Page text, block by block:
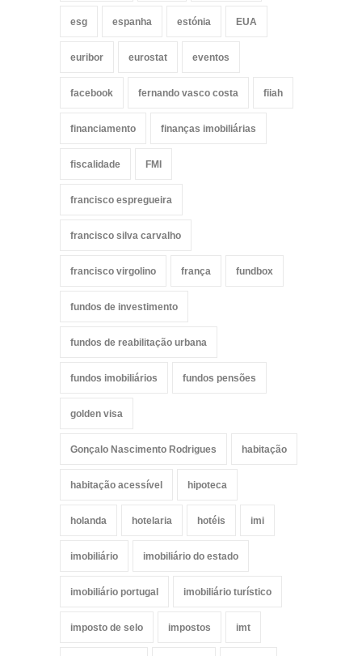
esg espanha estónia EUA
euribor eurostat eventos
facebook fernando vasco costa fiiah
financiamento finanças imobiliárias
fiscalidade FMI
francisco espregueira
francisco silva carvalho
francisco virgolino frança fundbox
fundos de investimento
fundos de reabilitação urbana
fundos imobiliários fundos pensões
golden visa
Gonçalo Nascimento Rodrigues habitação
habitação acessível hipoteca
holanda hotelaria hotéis imi
imobiliário imobiliário do estado
imobiliário portugal imobiliário turístico
imposto de selo impostos imt